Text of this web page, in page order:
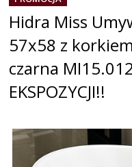
Hidra Miss
57x58 z
czarna
EKSPOZYCJI!!